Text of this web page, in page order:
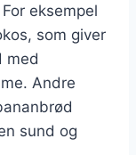
eksempel
som giver
med
Andre
sund og